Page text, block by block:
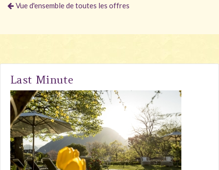
Vue d'ensemble de toutes les offres
Last Minute